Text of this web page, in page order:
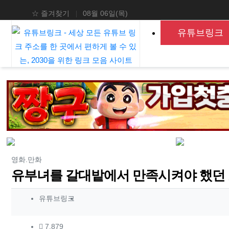
상단 네비
☆ 즐겨찾기 08월 06일(목)
메인 메뉴 유튜브링크
영화.만화분류
유부녀를 갈대밭에서 만족시켜야 했
작성자 정보
유튜브링크
컨텐츠 정보
7,879